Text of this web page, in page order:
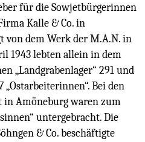
für die Sowjetbürgerinnen
Kalle & Co. in
von dem Werk der M.A.N. in
1943 lebten allein in dem
„Landgrabenlager“ 291 und
„Ostarbeiterinnen“. Bei den
in Amöneburg waren zum
untergebracht. Die
& Co. beschäftigte